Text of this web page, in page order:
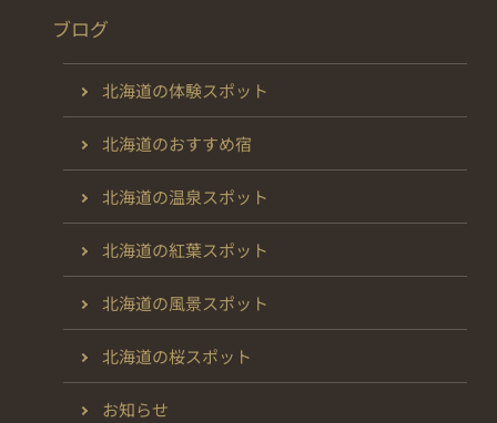
ブログ
北海道の体験スポット
北海道のおすすめ宿
北海道の温泉スポット
北海道の紅葉スポット
北海道の風景スポット
北海道の桜スポット
お知らせ